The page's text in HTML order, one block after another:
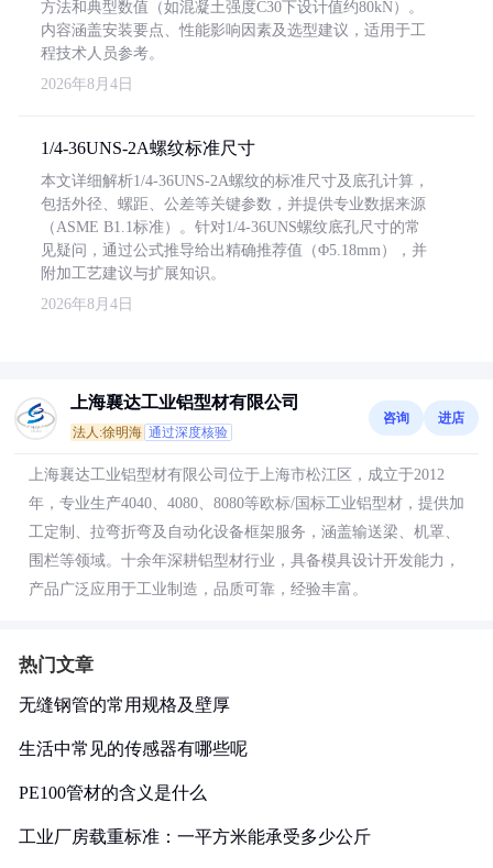
方法和典型数值（如混凝土强度C30下设计值约80kN）。
内容涵盖安装要点、性能影响因素及选型建议，适用于工
程技术人员参考。
2026年8月4日
1/4-36UNS-2A螺纹标准尺寸
本文详细解析1/4-36UNS-2A螺纹的标准尺寸及底孔计算，
包括外径、螺距、公差等关键参数，并提供专业数据来源
（ASME B1.1标准）。针对1/4-36UNS螺纹底孔尺寸的常
见疑问，通过公式推导给出精确推荐值（Φ5.18mm），并
附加工艺建议与扩展知识。
2026年8月4日
上海襄达工业铝型材有限公司
法人:徐明海 通过深度核验
咨询 进店
上海襄达工业铝型材有限公司位于上海市松江区，成立于2012
年，专业生产4040、4080、8080等欧标/国标工业铝型材，提供加
工定制、拉弯折弯及自动化设备框架服务，涵盖输送梁、机罩、
围栏等领域。十余年深耕铝型材行业，具备模具设计开发能力，
产品广泛应用于工业制造，品质可靠，经验丰富。
热门文章
无缝钢管的常用规格及壁厚
生活中常见的传感器有哪些呢
PE100管材的含义是什么
工业厂房载重标准：一平方米能承受多少公斤